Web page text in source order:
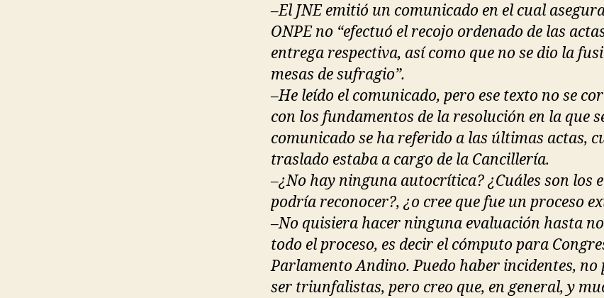
–El JNE emitió un comunicado en el cual
ONPE no “efectuó el recojo ordenado de las
entrega respectiva, así como que no se dio la
mesas de sufragio”.
–He leído el comunicado, pero ese texto no se
con los fundamentos de la resolución en la que
comunicado se ha referido a las últimas actas,
traslado estaba a cargo de la Cancillería.
–¿No hay ninguna autocrítica? ¿Cuáles son los
podría reconocer?, ¿o cree que fue un proceso
–No quisiera hacer ninguna evaluación hasta
todo el proceso, es decir el cómputo para
Parlamento Andino. Puedo haber incidentes, no
ser triunfalistas, pero creo que, en general, y